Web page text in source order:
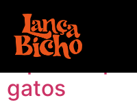
Tag:
Tipos de
gatos